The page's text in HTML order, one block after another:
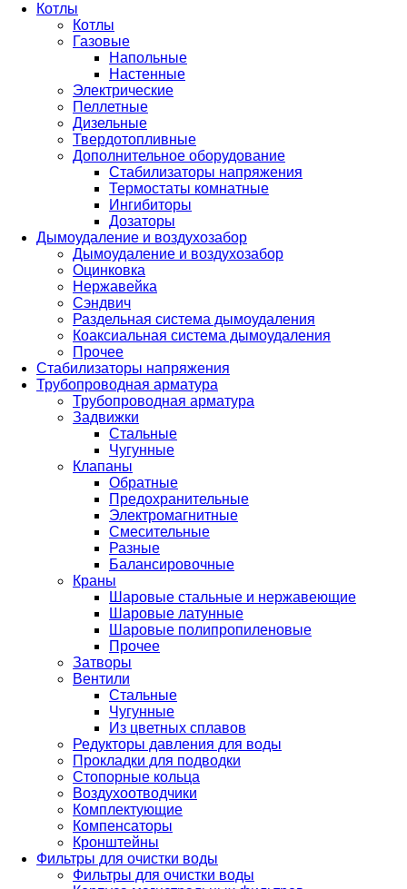
Котлы
Котлы
Газовые
Напольные
Настенные
Электрические
Пеллетные
Дизельные
Твердотопливные
Дополнительное оборудование
Стабилизаторы напряжения
Термостаты комнатные
Ингибиторы
Дозаторы
Дымоудаление и воздухозабор
Дымоудаление и воздухозабор
Оцинковка
Нержавейка
Сэндвич
Раздельная система дымоудаления
Коаксиальная система дымоудаления
Прочее
Стабилизаторы напряжения
Трубопроводная арматура
Трубопроводная арматура
Задвижки
Стальные
Чугунные
Клапаны
Обратные
Предохранительные
Электромагнитные
Смесительные
Разные
Балансировочные
Краны
Шаровые стальные и нержавеющие
Шаровые латунные
Шаровые полипропиленовые
Прочее
Затворы
Вентили
Стальные
Чугунные
Из цветных сплавов
Редукторы давления для воды
Прокладки для подводки
Стопорные кольца
Воздухоотводчики
Комплектующие
Компенсаторы
Кронштейны
Фильтры для очистки воды
Фильтры для очистки воды